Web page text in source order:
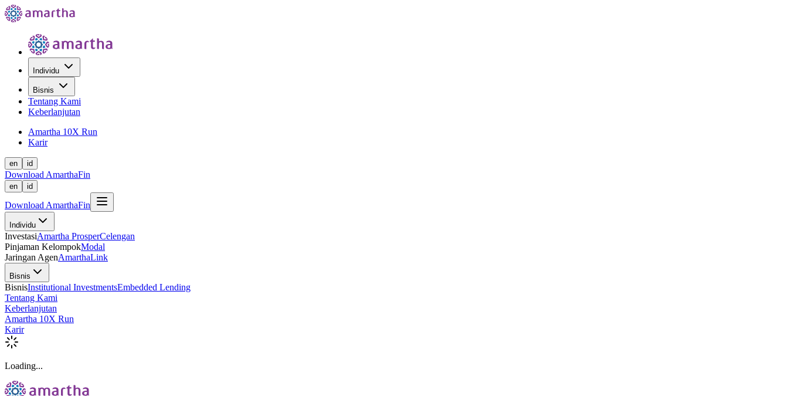
Individu
Bisnis
Tentang Kami
Keberlanjutan
Amartha 10X Run
Karir
en id
Download AmarthaFin
en id
Download AmarthaFin
Individu
InvestasiAmartha ProsperCelengan
Pinjaman KelompokModal
Jaringan AgenAmarthaLink
Bisnis
BisnisInstitutional InvestmentsEmbedded Lending
Tentang Kami
Keberlanjutan
Amartha 10X Run
Karir
Loading...